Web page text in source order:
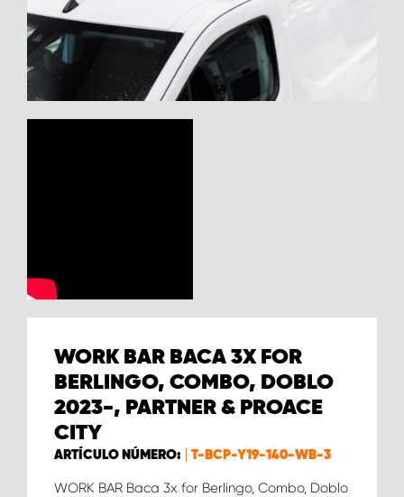
WORK BAR BACA 3X FOR
BERLINGO, COMBO, DOBLO
2023-, PARTNER & PROACE
CITY
ARTÍCULO NÚMERO: T-BCP-Y19-140-WB-3
WORK BAR Baca 3x for Berlingo, Combo, Doblo